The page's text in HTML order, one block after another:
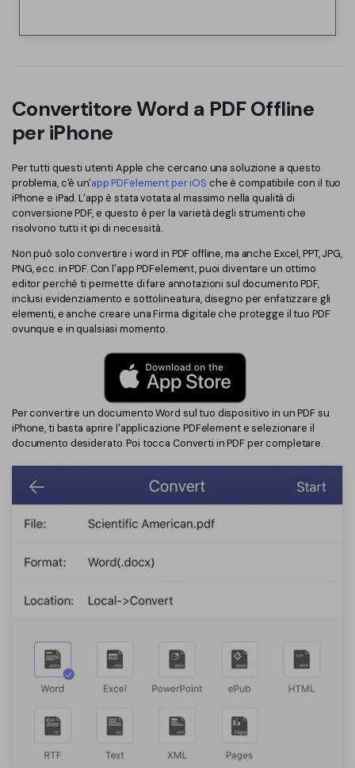
Convertitore Word a PDF Offline
per iPhone
Per tutti questi utenti Apple che cercano una soluzione a questo
problema, c'è un'app PDFelement per iOS che è compatibile con il tuo
iPhone e iPad. L'app è stata votata al massimo nella qualità di
conversione PDF, e questo è per la varietà degli strumenti che
risolvono tutti it ipi di necessità.
Non può solo convertire i word in PDF offline, ma anche Excel, PPT, JPG,
PNG, ecc. in PDF. Con l'app PDFelement, puoi diventare un ottimo
editor perché ti permette di fare annotazioni sul documento PDF,
inclusi evidenziamento e sottolineatura, disegno per enfatizzare gli
elementi, e anche creare una Firma digitale che protegge il tuo PDF
ovunque e in qualsiasi momento.
Per convertire un documento Word sul tuo dispositivo in un PDF su
iPhone, ti basta aprire l'applicazione PDFelement e selezionare il
documento desiderato. Poi tocca Converti in PDF per completare.